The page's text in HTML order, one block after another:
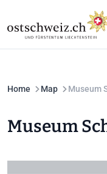
Home Map Museum
Museum